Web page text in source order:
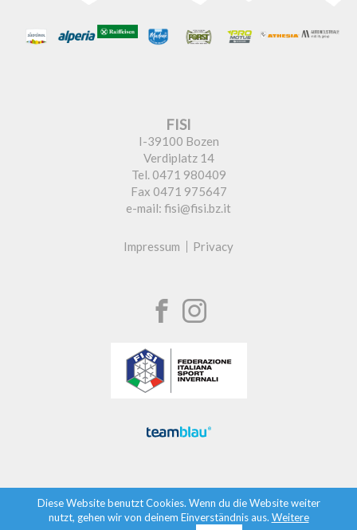
FISI
I-39100 Bozen
Verdiplatz 14
Tel. 0471 980409
Fax 0471 975647
e-mail: fisi@fisi.bz.it
Impressum Privacy
Diese Website benutzt Cookies. Wenn du die Website weiter
nutzt, gehen wir von deinem Einverständnis aus. Weitere